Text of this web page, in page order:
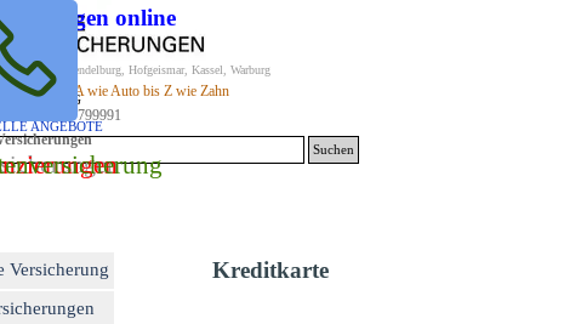
online
Trendelburg, Hofgeismar, Kassel, Warburg
PREIS für
LEISTUNG
ANGEBOTE
von A wie Auto bis Z wie Zahn
Tel. 05671/7799991
Suchen
Menü überspringen
Versicherung
Kreditkarte